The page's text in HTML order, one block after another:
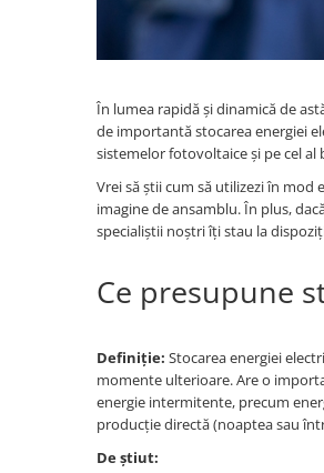
Convertoare de tensiune
Sisteme de stocare energie
Pachete complete stocare energie
Sisteme de Stocare Comerciale
Sisteme fotovoltaice complete
Sisteme fotovoltaice de putere
mica (rulota/caravan/case de
Pachete sisteme fotovoltaice
Statii de incarcare
Cabluri de incarcare vehicule
În lumea rapidă și dinamică de
de importantă stocarea energiei
sistemelor fotovoltaice și pe cel al
Vrei să știi cum să utilizezi în
imagine de ansamblu. În plus,
specialiștii noștri îți stau la
Ce presupune
Definiție: Stocarea energiei
momente ulterioare. Are o
energie intermitente, precum
producție directă (noaptea sau
De știut: